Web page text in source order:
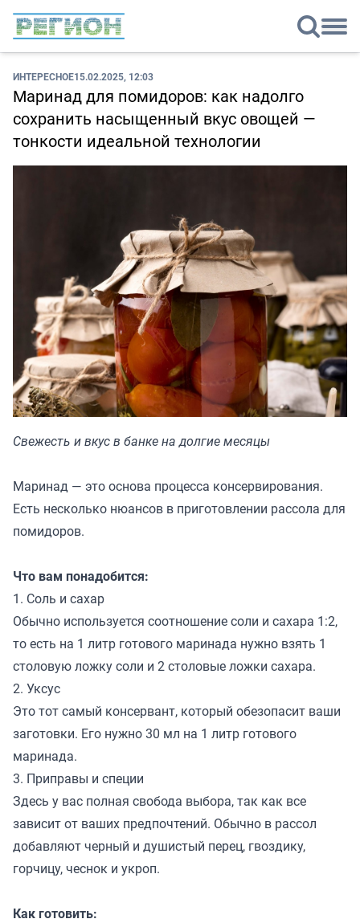
ИНТЕРЕСНОЕ15.02.2025, 12:03
Маринад для помидоров: как надолго
сохранить насыщенный вкус овощей —
тонкости идеальной технологии
Свежесть и вкус в банке на долгие месяцы
Маринад — это основа процесса консервирования.
Есть несколько нюансов в приготовлении рассола для
помидоров.
Что вам понадобится:
1. Соль и сахар
Обычно используется соотношение соли и сахара 1:2,
то есть на 1 литр готового маринада нужно взять 1
столовую ложку соли и 2 столовые ложки сахара.
2. Уксус
Это тот самый консервант, который обезопасит ваши
заготовки. Его нужно 30 мл на 1 литр готового
маринада.
3. Приправы и специи
Здесь у вас полная свобода выбора, так как все
зависит от ваших предпочтений. Обычно в рассол
добавляют черный и душистый перец, гвоздику,
горчицу, чеснок и укроп.
Как готовить: